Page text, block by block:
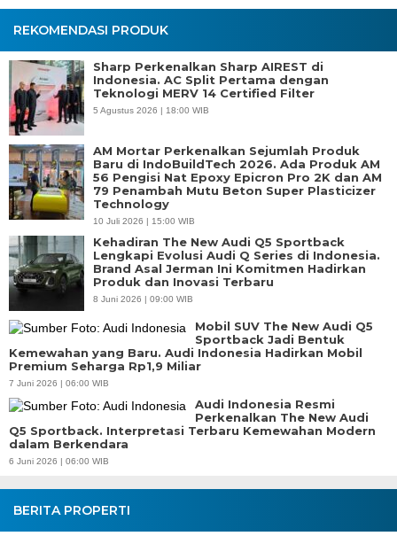
REKOMENDASI PRODUK
Sharp Perkenalkan Sharp AIREST di
Indonesia. AC Split Pertama dengan
Teknologi MERV 14 Certified Filter
5 Agustus 2026 | 18:00 WIB
AM Mortar Perkenalkan Sejumlah Produk
Baru di IndoBuildTech 2026. Ada Produk AM
56 Pengisi Nat Epoxy Epicron Pro 2K dan AM
79 Penambah Mutu Beton Super Plasticizer
Technology
10 Juli 2026 | 15:00 WIB
Kehadiran The New Audi Q5 Sportback
Lengkapi Evolusi Audi Q Series di Indonesia.
Brand Asal Jerman Ini Komitmen Hadirkan
Produk dan Inovasi Terbaru
8 Juni 2026 | 09:00 WIB
Mobil SUV The New Audi Q5
Sportback Jadi Bentuk
Kemewahan yang Baru. Audi Indonesia Hadirkan Mobil
Premium Seharga Rp1,9 Miliar
7 Juni 2026 | 06:00 WIB
Audi Indonesia Resmi
Perkenalkan The New Audi
Q5 Sportback. Interpretasi Terbaru Kemewahan Modern
dalam Berkendara
6 Juni 2026 | 06:00 WIB
BERITA PROPERTI